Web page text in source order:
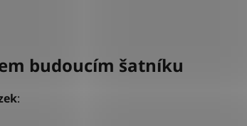
budoucím šatníku
: